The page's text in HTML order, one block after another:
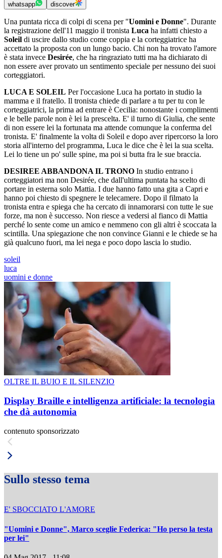
whatsapp discover
Una puntata ricca di colpi di scena per "Uomini e Donne". Durante
la registrazione dell'11 maggio il tronista Luca ha infatti chiesto a
Soleil di uscire dallo studio come coppia e la corteggiatrice ha
accettato la proposta con un lungo bacio. Chi non ha trovato l'amore
è stata invece Desirée, che ha ringraziato tutti ma ha dichiarato di
non essere aver provato un sentimento speciale per nessuno dei suoi
corteggiatori.
LUCA E SOLEIL Per l'occasione Luca ha portato in studio la
mamma e il fratello. Il tronista chiede di parlare a tu per tu con le
corteggiatrici, la prima ad entrare è Cecilia: nonostante i complimenti
e le belle parole non è lei la prescelta. E' il turno di Giulia, che sente
di non essere lei la fortunata ma attende comunque la conferma del
tronista. E' finalmente la volta di Soleil e dopo aver ripercorso la loro
storia all'interno del programma, Luca le dice che è lei la sua scelta.
Lei lo tiene un po' sulle spine, ma poi si butta fra le sue braccia.
DESIREE ABBANDONA IL TRONO In studio entrano i
corteggiatori ma non Desirée, che dall'ultima puntata ha scelto di
portare in esterna solo Mattia. I due hanno fatto una gita a Capri e
hanno poi chiesto di spegnere le telecamere. Dopo il filmato la
tronista entra e spiega che ha cercato di innamorarsi con tutte le sue
forze, ma non è successo. Non riesce a vedersi al fianco di Mattia
perché lo sente come un amico e nemmeno con gli altri è scoccata la
scintilla. Una spiegazione che non convince Gianni e le chiede se ha
già qualcuno fuori, ma lei nega e poco dopo lascia lo studio.
soleil
luca
uomini e donne
OLTRE IL BUIO E IL SILENZIO
Display Braille e intelligenza artificiale: la tecnologia
che dà autonomia
contenuto sponsorizzato
Sullo stesso tema
E' SBOCCIATO L'AMORE
"Uomini e Donne", Marco sceglie Federica: "Ho perso la testa
per lei"